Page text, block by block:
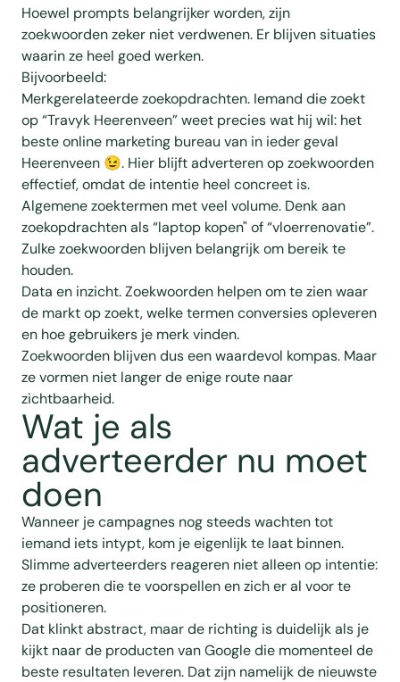
Hoewel prompts belangrijker worden, zijn
zoekwoorden zeker niet verdwenen. Er blijven situaties
waarin ze heel goed werken.
Bijvoorbeeld:
Merkgerelateerde zoekopdrachten. Iemand die zoekt
op “Travyk Heerenveen” weet precies wat hij wil: het
beste online marketing bureau van in ieder geval
Heerenveen 😉. Hier blijft adverteren op zoekwoorden
effectief, omdat de intentie heel concreet is.
Algemene zoektermen met veel volume. Denk aan
zoekopdrachten als “laptop kopen" of “vloerrenovatie”.
Zulke zoekwoorden blijven belangrijk om bereik te
houden.
Data en inzicht. Zoekwoorden helpen om te zien waar
de markt op zoekt, welke termen conversies opleveren
en hoe gebruikers je merk vinden.
Zoekwoorden blijven dus een waardevol kompas. Maar
ze vormen niet langer de enige route naar
zichtbaarheid.
Wat je als
adverteerder nu moet
doen
Wanneer je campagnes nog steeds wachten tot
iemand iets intypt, kom je eigenlijk te laat binnen.
Slimme adverteerders reageren niet alleen op intentie:
ze proberen die te voorspellen en zich er al voor te
positioneren.
Dat klinkt abstract, maar de richting is duidelijk als je
kijkt naar de producten van Google die momenteel de
beste resultaten leveren. Dat zijn namelijk de nieuwste